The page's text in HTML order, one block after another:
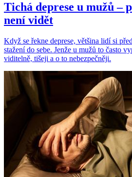
Tichá deprese u mužů –
není vidět
Když se řekne deprese, většina lidí si
stažení do sebe. Jenže u mužů to často
viditelně, tišeji a o to nebezpečněji.